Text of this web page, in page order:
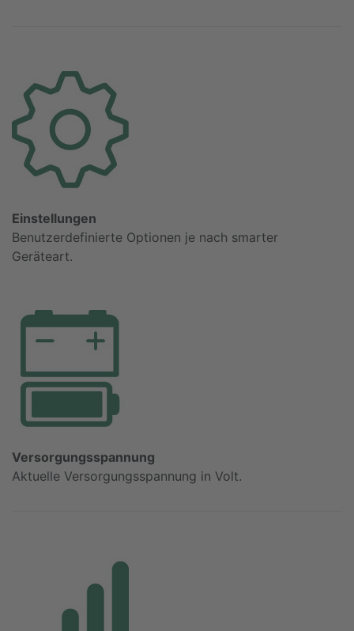
Einstellungen
Benutzerdefinierte Optionen je nach smarter
Geräteart.
Versorgungsspannung
Aktuelle Versorgungsspannung in Volt.